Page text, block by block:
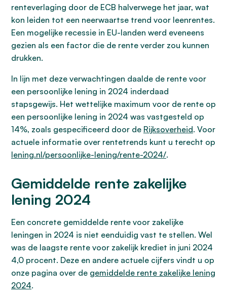
renteverlaging door de ECB halverwege het jaar, wat
kon leiden tot een neerwaartse trend voor leenrentes.
Een mogelijke recessie in EU-landen werd eveneens
gezien als een factor die de rente verder zou kunnen
drukken.
In lijn met deze verwachtingen daalde de rente voor
een persoonlijke lening in 2024 inderdaad
stapsgewijs. Het wettelijke maximum voor de rente op
een persoonlijke lening in 2024 was vastgesteld op
14%, zoals gespecificeerd door de Rijksoverheid. Voor
actuele informatie over rentetrends kunt u terecht op
lening.nl/persoonlijke-lening/rente-2024/.
Gemiddelde rente zakelijke
lening 2024
Een concrete gemiddelde rente voor zakelijke
leningen in 2024 is niet eenduidig vast te stellen. Wel
was de laagste rente voor zakelijk krediet in juni 2024
4,0 procent. Deze en andere actuele cijfers vindt u op
onze pagina over de gemiddelde rente zakelijke lening
2024.